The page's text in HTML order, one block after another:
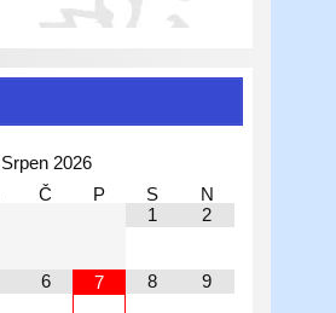
Srpen 2026
Č P S
N
1
2
6 7 8 9